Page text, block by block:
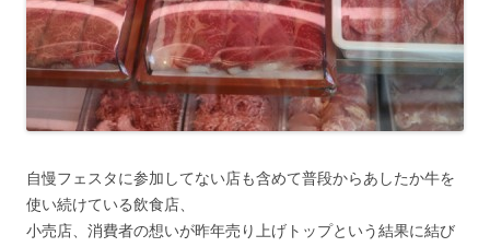
自慢フェスタに参加してない店も含めて普段からあしたか牛を
使い続けている飲食店、
小売店、消費者の想いが昨年売り上げトップという結果に結び